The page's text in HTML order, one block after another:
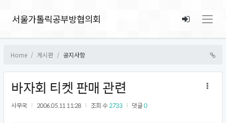
서울가톨릭공부방협의회
Home 게시판 공지사항
바자회 티켓 판매 관련
사무국 2006.05.11 11:28 조회 수2733 댓글0